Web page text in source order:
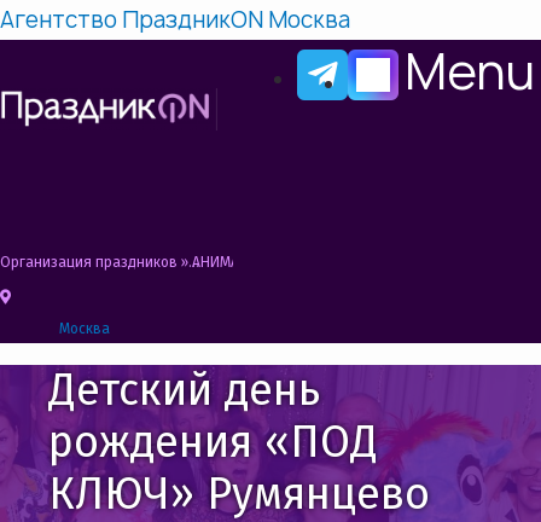
Агентство ПраздникON Москва
Menu
Организация праздников »АНИМАТОРЫ НА ДЕНЬ РОЖДЕНИЯ РЕБЕНКА
Москва
Детский день
рождения «ПОД
КЛЮЧ» Румянцево